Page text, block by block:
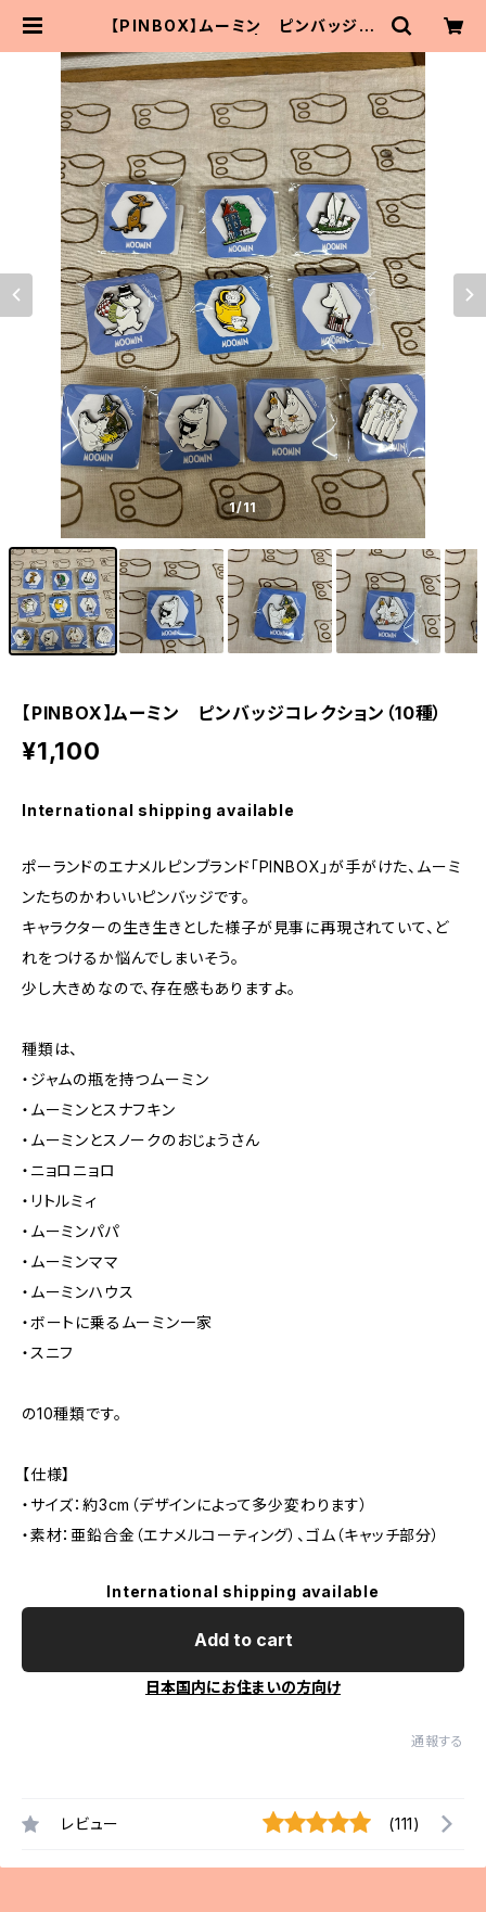
【PINBOX】ムーミン ピンバッジコ
1/11
【PINBOX】ムーミン ピンバッジコレクション（10種）
¥1,100
International shipping available
ポーランドのエナメルピンブランド「PINBOX」が手がけた、ムーミ
ンたちのかわいいピンバッジです。
キャラクターの生き生きとした様子が見事に再現されていて、ど
れをつけるか悩んでしまいそう。
少し大きめなので、存在感もありますよ。
種類は、
・ジャムの瓶を持つムーミン
・ムーミンとスナフキン
・ムーミンとスノークのおじょうさん
・ニョロニョロ
・リトルミィ
・ムーミンパパ
・ムーミンママ
・ムーミンハウス
・ボートに乗るムーミン一家
・スニフ
の10種類です。
【仕様】
・サイズ：約3cm（デザインによって多少変わります）
・素材：亜鉛合金（エナメルコーティング）、ゴム（キャッチ部分）
International shipping available
Add to cart
日本国内にお住まいの方向け
通報する
レビュー (111)